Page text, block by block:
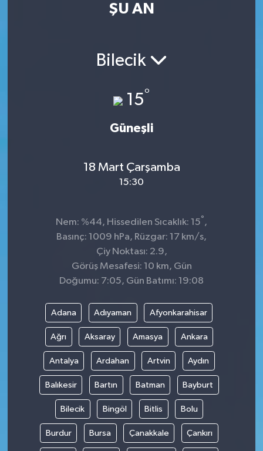
ŞU AN
Bilecik
15°
Güneşli
18 Mart Çarşamba
15:30
Nem: %44, Hissedilen Sıcaklık: 15° ,
Basınç: 1009 hPa, Rüzgar: 17 km/s,
Çiy Noktası: 2.9,
Görüş Mesafesi: 10 km, Gün
Doğumu: 7:05, Gün Batımı: 19:08
Adana Adıyaman Afyonkarahisar
Ağrı Aksaray Amasya Ankara
Antalya Ardahan Artvin Aydın
Balıkesir Bartın Batman Bayburt
Bilecik Bingöl Bitlis Bolu
Burdur Bursa Çanakkale Çankırı